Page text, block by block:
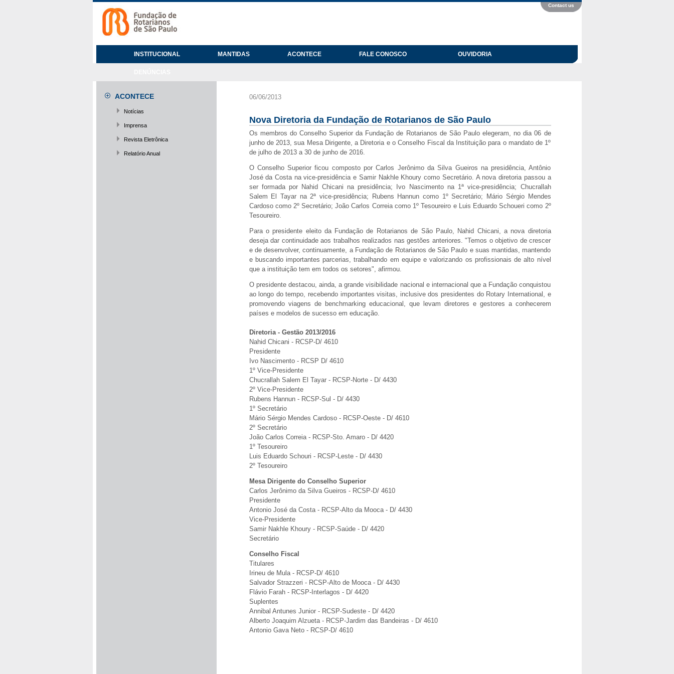
Contact us
INSTITUCIONAL MANTIDAS ACONTECE FALE CONOSCO OUVIDORIA
ACONTECE
Notícias
Imprensa
Revista Eletrônica
Relatório Anual
06/06/2013
Nova Diretoria da Fundação de Rotarianos de São Paulo
Os membros do Conselho Superior da Fundação de Rotarianos de São Paulo elegeram, no dia 06 de
junho de 2013, sua Mesa Dirigente, a Diretoria e o Conselho Fiscal da Instituição para o mandato de 1º
de julho de 2013 a 30 de junho de 2016.
O Conselho Superior ficou composto por Carlos Jerônimo da Silva Gueiros na presidência, Antônio
José da Costa na vice-presidência e Samir Nakhle Khoury como Secretário. A nova diretoria passou a
ser formada por Nahid Chicani na presidência; Ivo Nascimento na 1ª vice-presidência; Chucrallah
Salem El Tayar na 2ª vice-presidência; Rubens Hannun como 1º Secretário; Mário Sérgio Mendes
Cardoso como 2º Secretário; João Carlos Correia como 1º Tesoureiro e Luis Eduardo Schoueri como 2º
Tesoureiro.
Para o presidente eleito da Fundação de Rotarianos de São Paulo, Nahid Chicani, a nova diretoria
deseja dar continuidade aos trabalhos realizados nas gestões anteriores. "Temos o objetivo de crescer
e de desenvolver, continuamente, a Fundação de Rotarianos de São Paulo e suas mantidas, mantendo
e buscando importantes parcerias, trabalhando em equipe e valorizando os profissionais de alto nível
que a instituição tem em todos os setores", afirmou.
O presidente destacou, ainda, a grande visibilidade nacional e internacional que a Fundação conquistou
ao longo do tempo, recebendo importantes visitas, inclusive dos presidentes do Rotary International, e
promovendo viagens de benchmarking educacional, que levam diretores e gestores a conhecerem
países e modelos de sucesso em educação.
Diretoria - Gestão 2013/2016
Nahid Chicani - RCSP-D/ 4610
Presidente
Ivo Nascimento - RCSP D/ 4610
1º Vice-Presidente
Chucrallah Salem El Tayar - RCSP-Norte - D/ 4430
2º Vice-Presidente
Rubens Hannun - RCSP-Sul - D/ 4430
1º Secretário
Mário Sérgio Mendes Cardoso - RCSP-Oeste - D/ 4610
2º Secretário
João Carlos Correia - RCSP-Sto. Amaro - D/ 4420
1º Tesoureiro
Luis Eduardo Schouri - RCSP-Leste - D/ 4430
2º Tesoureiro
Mesa Dirigente do Conselho Superior
Carlos Jerônimo da Silva Gueiros - RCSP-D/ 4610
Presidente
Antonio José da Costa - RCSP-Alto da Mooca - D/ 4430
Vice-Presidente
Samir Nakhle Khoury - RCSP-Saúde - D/ 4420
Secretário
Conselho Fiscal
Titulares
Irineu de Mula - RCSP-D/ 4610
Salvador Strazzeri - RCSP-Alto de Mooca - D/ 4430
Flávio Farah - RCSP-Interlagos - D/ 4420
Suplentes
Annibal Antunes Junior - RCSP-Sudeste - D/ 4420
Alberto Joaquim Alzueta - RCSP-Jardim das Bandeiras - D/ 4610
Antonio Gava Neto - RCSP-D/ 4610